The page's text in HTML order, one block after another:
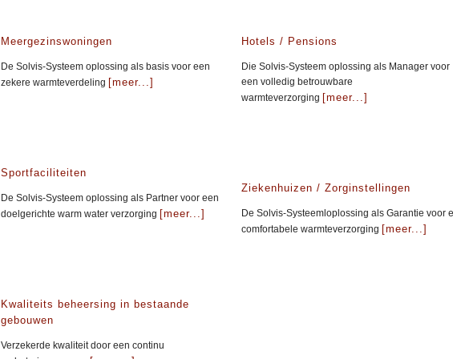
Meergezinswoningen
De Solvis-Systeem oplossing als basis voor een
zekere warmteverdeling [meer...]
Sportfaciliteiten
De Solvis-Systeem oplossing als Partner voor een
doelgerichte warm water verzorging [meer...]
Kwaliteits beheersing in bestaande
gebouwen
Verzekerde kwaliteit door een continu
Hotels / Pensions
Die Solvis-Systeem oplossing als Manager voor
een volledig betrouwbare
warmteverzorging [meer...]
Ziekenhuizen / Zorginstellingen
De Solvis-Systeemloplossing als Garantie voor
comfortabele warmteverzorging [meer...]